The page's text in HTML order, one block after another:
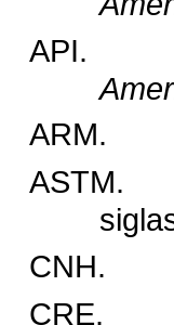
API.
ARM.
ASTM.
CNH.
CRE.